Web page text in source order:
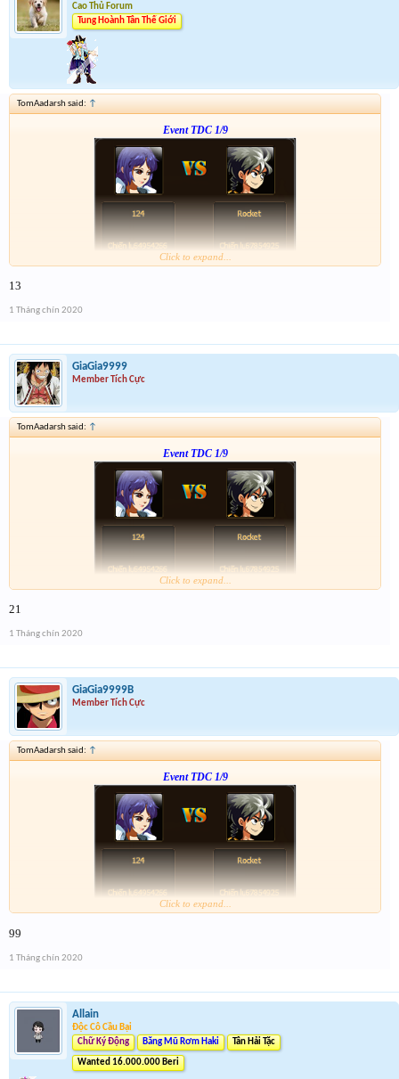
Cao Thủ Forum
Tung Hoành Tân Thế Giới
TomAadarsh said: ↑
Event TDC 1/9
Click to expand...
13
1 Tháng chín 2020
GiaGia9999
Member Tích Cực
TomAadarsh said: ↑
Event TDC 1/9
Click to expand...
21
1 Tháng chín 2020
GiaGia9999B
Member Tích Cực
TomAadarsh said: ↑
Event TDC 1/9
Click to expand...
99
1 Tháng chín 2020
Allain
Độc Cô Cầu Bại
Chữ Ký Động
Băng Mũ Rơm Haki Tân Hải Tặc
Wanted 16.000.000 Beri